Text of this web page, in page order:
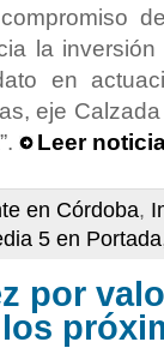
la
en
eje
Leer
en Córdoba,
5 en Portada
por